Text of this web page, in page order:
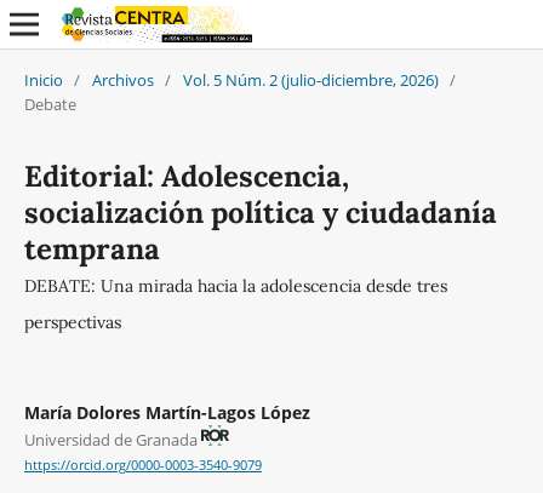
Inicio / Archivos / Vol. 5 Núm. 2 (julio-diciembre, 2026) /
Debate
Editorial: Adolescencia,
socialización política y ciudadanía
temprana
DEBATE: Una mirada hacia la adolescencia desde tres
perspectivas
María Dolores Martín-Lagos López
Universidad de Granada
https://orcid.org/0000-0003-3540-9079